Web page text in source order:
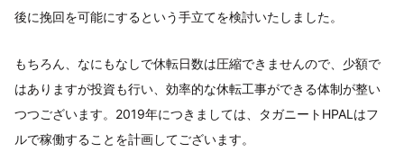
後に挽回を可能にするという手立てを検討いたしました。
もちろん、なにもなしで休転日数は圧縮できませんので、少額で
はありますが投資も行い、効率的な休転工事ができる体制が整い
つつございます。2019年につきましては、タガニートHPALはフ
ルで稼働することを計画してございます。